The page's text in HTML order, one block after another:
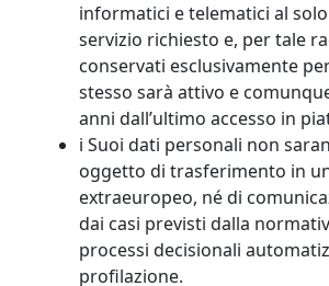
informatici e telematici al
servizio richiesto e, per tale
conservati esclusivamente
stesso sarà attivo e
anni dall’ultimo accesso in
i Suoi dati personali non
oggetto di trasferimento in
extraeuropeo, né di
dai casi previsti dalla
processi decisionali
profilazione.